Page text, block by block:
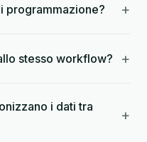
programmazione? +
stesso workflow? +
i dati tra
+